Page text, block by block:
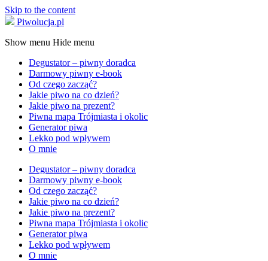
Skip to the content
Piwolucja.pl
Show menu Hide menu
Degustator – piwny doradca
Darmowy piwny e-book
Od czego zacząć?
Jakie piwo na co dzień?
Jakie piwo na prezent?
Piwna mapa Trójmiasta i okolic
Generator piwa
Lekko pod wpływem
O mnie
Degustator – piwny doradca
Darmowy piwny e-book
Od czego zacząć?
Jakie piwo na co dzień?
Jakie piwo na prezent?
Piwna mapa Trójmiasta i okolic
Generator piwa
Lekko pod wpływem
O mnie